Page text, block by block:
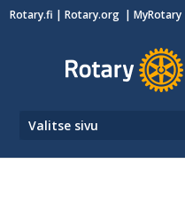
Rotary.fi |Rotary.org |MyRotary
Valitse sivu